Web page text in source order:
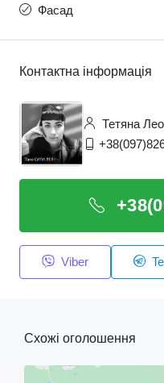
Фасад
Контактна інформація
Тетяна
Viber
Схожі оголошення